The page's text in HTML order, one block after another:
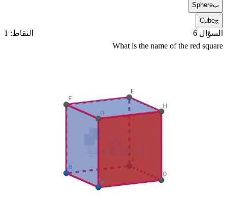
بSphere
جCube
السؤال 6
النقاط: 1
What is the name of the red square